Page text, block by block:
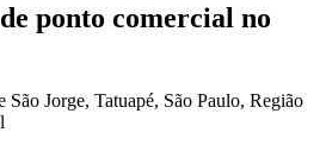
ponto comercial no
Jorge, Tatuapé, São Paulo, Região